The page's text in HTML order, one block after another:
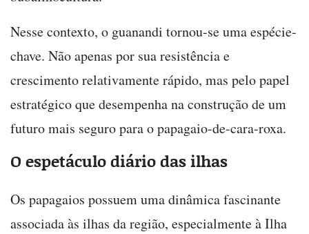
Nesse contexto, o guanandi tornou-se uma espécie-
chave. Não apenas por sua resistência e
crescimento relativamente rápido, mas pelo papel
estratégico que desempenha na construção de um
futuro mais seguro para o papagaio-de-cara-roxa.
O espetáculo diário das ilhas
Os papagaios possuem uma dinâmica fascinante
associada às ilhas da região, especialmente à Ilha